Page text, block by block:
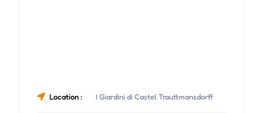
Location : I Giardini di Castel Trauttmansdorff